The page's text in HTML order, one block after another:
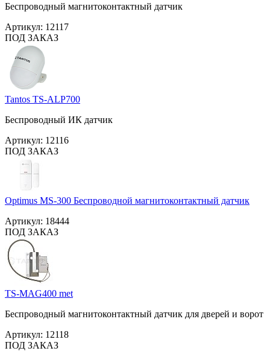
Беспроводный магнитоконтактный датчик
Артикул: 12117
ПОД ЗАКАЗ
Tantos TS-ALP700
Беспроводный ИК датчик
Артикул: 12116
ПОД ЗАКАЗ
Optimus MS-300 Беспроводной магнитоконтактный датчик
Артикул: 18444
ПОД ЗАКАЗ
TS-MAG400 met
Беспроводный магнитоконтактный датчик для дверей и ворот
Артикул: 12118
ПОД ЗАКАЗ